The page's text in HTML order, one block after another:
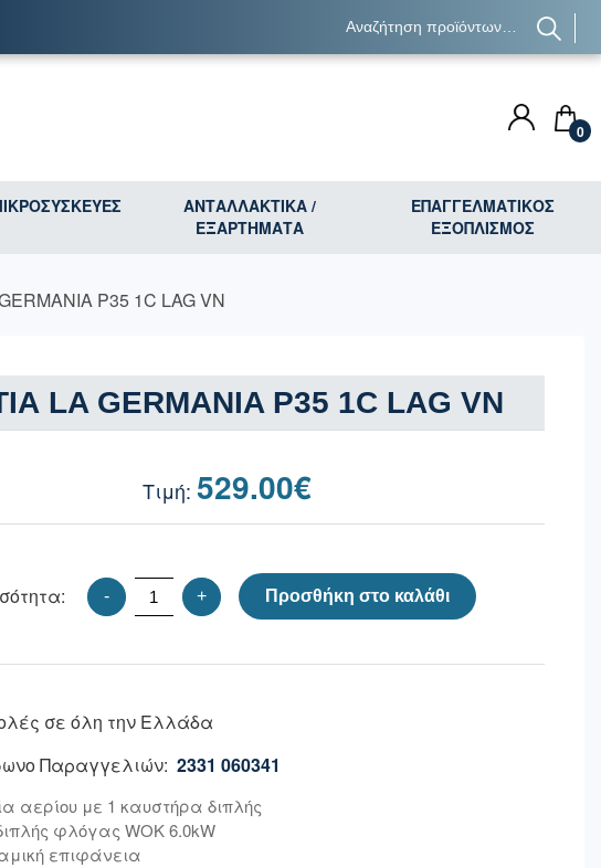
0
ΑΝΤΑΛΛΑΚΤΙΚΑ /
ΕΞΑΡΤΗΜΑΤΑ
ΕΠΑΓΓΕΛΜΑΤΙΚΟΣ
ΕΞΟΠΛΙΣΜΟΣ
P35 1C LAG VN
LA GERMANIA P35 1C LAG VN
529.00€
- + Προσθήκη στο καλάθι
σε όλη την Ελλάδα
Παραγγελιών: 2331 060341
αερίου με 1 καυστήρα διπλής
φλόγας WOK 6.0kW
επιφάνεια